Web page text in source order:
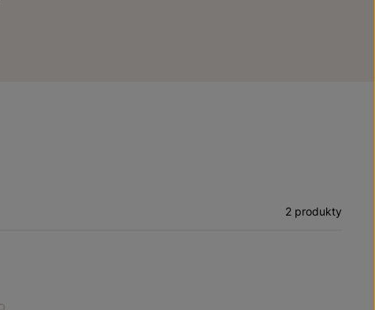
2 produkty